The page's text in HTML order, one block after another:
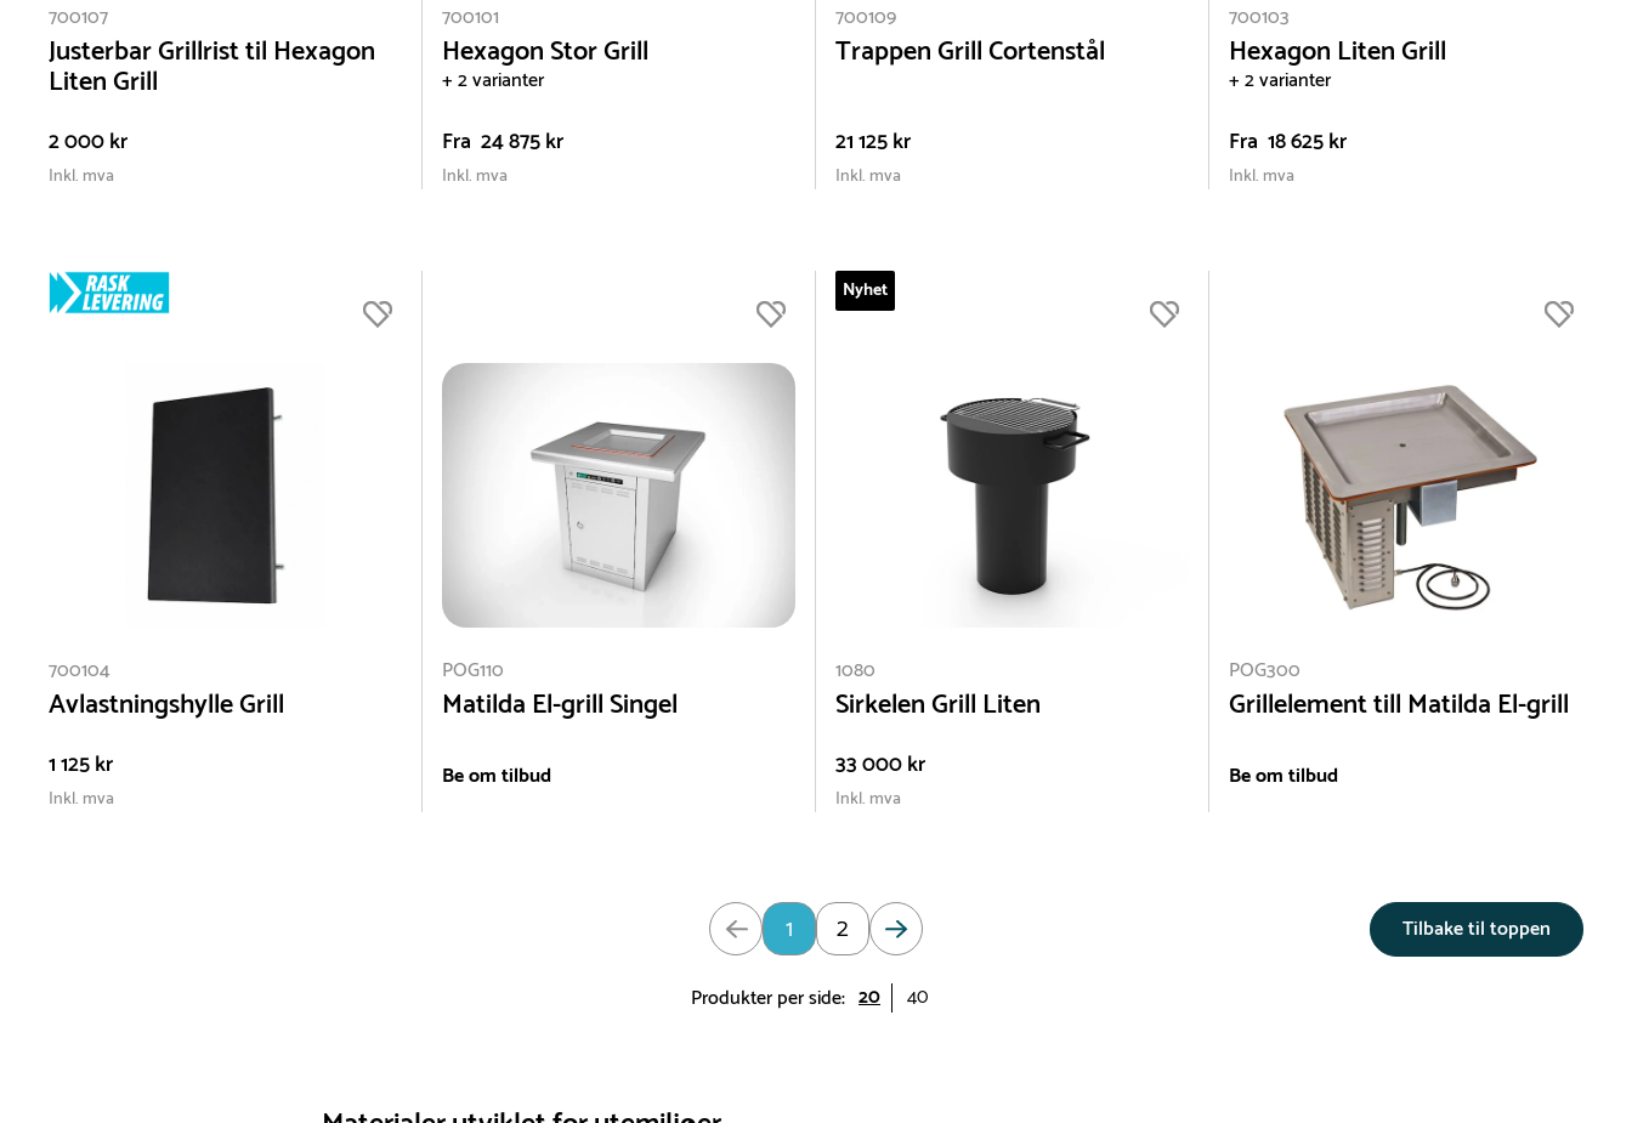
700107
Justerbar Grillrist til Hexagon
Liten Grill
2 000 kr
Inkl. mva
700101
Hexagon Stor Grill
+ 2 varianter
Fra 24 875 kr
Inkl. mva
700109
Trappen Grill Cortenstål
21 125 kr
Inkl. mva
700103
Hexagon Liten Grill
+ 2 varianter
Fra 18 625 kr
Inkl. mva
700104
Avlastningshylle Grill
1 125 kr
Inkl. mva
POG110
Matilda El-grill Singel
Be om tilbud
Nyhet
1080
Sirkelen Grill Liten
33 000 kr
Inkl. mva
POG300
Grillelement till Matilda El-grill
Be om tilbud
1 2
Produkter per side: 20 40
Tilbake til toppen